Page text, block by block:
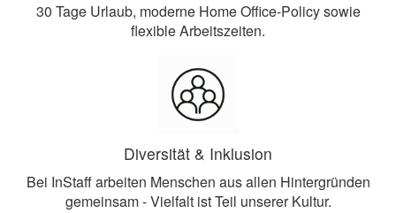
30 Tage Urlaub, moderne Home Office-Policy sowie
flexible Arbeitszeiten.
Diversität & Inklusion
Bei InStaff arbeiten Menschen aus allen Hintergründen
gemeinsam - Vielfalt ist Teil unserer Kultur.